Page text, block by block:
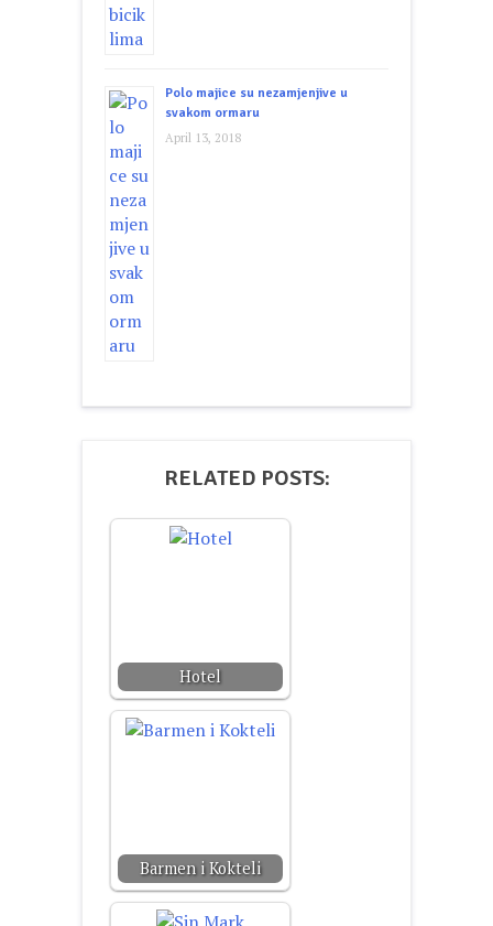
Polo majice su nezamjenjive u
svakom ormaru
April 13, 2018
RELATED POSTS:
Hotel
Barmen i Kokteli